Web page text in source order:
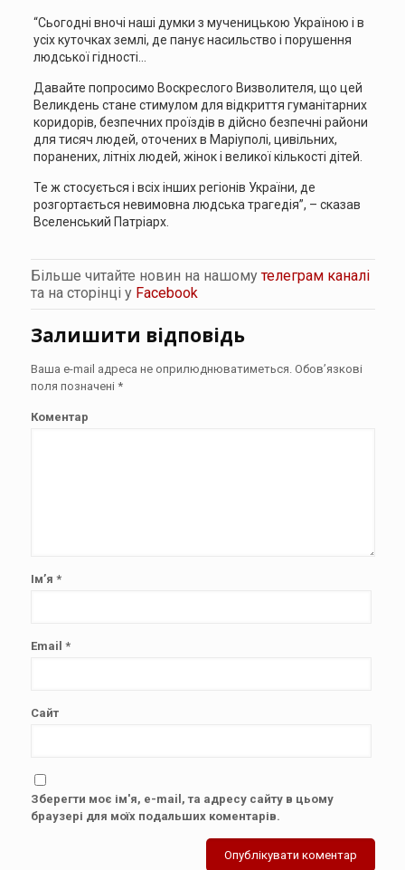
“Сьогодні вночі наші думки з мученицькою Україною і в
усіх куточках землі, де панує насильство і порушення
людської гідності…
Давайте попросимо Воскреслого Визволителя, що цей
Великдень стане стимулом для відкриття гуманітарних
коридорів, безпечних проїздів в дійсно безпечні райони
для тисяч людей, оточених в Маріуполі, цивільних,
поранених, літніх людей, жінок і великої кількості дітей.
Те ж стосується і всіх інших регіонів України, де
розгортається невимовна людська трагедія”, – сказав
Вселенський Патріарх.
Більше читайте новин на нашомутелеграм каналі
та на сторінці у Facebook
Залишити відповідь
Ваша e-mail адреса не оприлюднюватиметься. Обов’язкові
поля позначені *
Коментар
Ім’я *
Email *
Сайт
Зберегти моє ім'я, e-mail, та адресу сайту в цьому
браузері для моїх подальших коментарів.